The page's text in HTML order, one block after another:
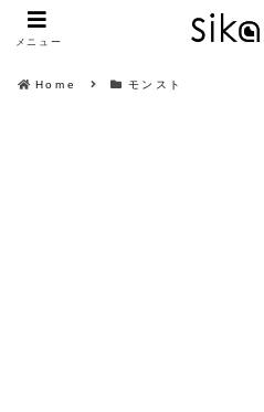
Home モンスト
メニュー